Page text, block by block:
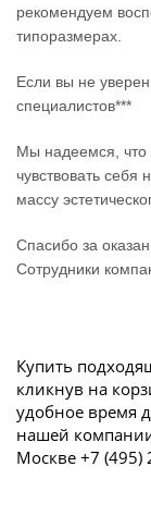
рекомендуем
типоразмерах.
Если вы не
специалистов***
Мы надеемся, что
чувствовать себя
массу
Спасибо за
Сотрудники
Купить
кликнув на
удобное время
нашей
Москве +7 (495)